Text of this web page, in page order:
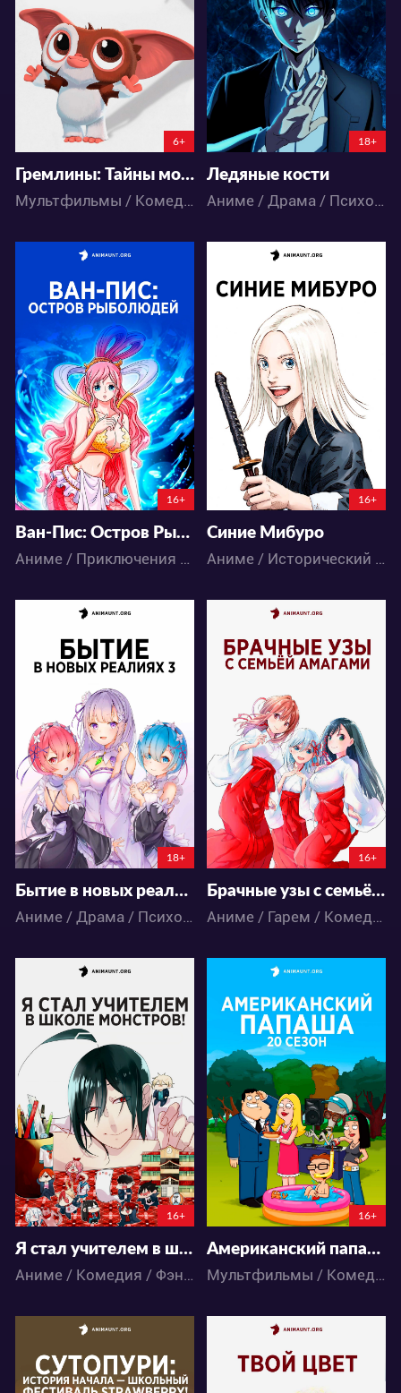
52 21
6+
Гремлины: Тайны могвая 2 сезон
Мультфильмы / Комедия / Приключения / Фэнтези
111 47
18+
Ледяные кости
Аниме / Драма / Психология / Триллер
40927
54 67
16+
Ван-Пис: Остров Рыболюдей
Аниме / Приключения / Сёнэн / Фэнтези / Экшен
30091
70 26
16+
Синие Мибуро
Аниме / Исторический / Сёнэн / Экшен
20174
35 16
18+
Бытие в новых реалиях 3
Аниме / Драма / Психология / Триллер / Фэнтези
52398
102 50
16+
Брачные узы с семьёй Амагами
Аниме / Гарем / Комедия / Романтика
46412
87 56
16+
Я стал учителем в школе монстров!
Аниме / Комедия / Фэнтези / Школа
12309
87 32
16+
Американский папаша 20 сезон
Мультфильмы / Комедия / Пародия / Повседневность / Приключения